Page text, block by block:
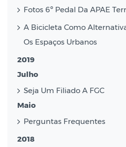
Fotos 6º Pedal Da APAE
A Bicicleta Como
Os Espaços Urbanos
2019
Julho
Seja Um Filiado A FGC
Maio
Perguntas Frequentes
2018